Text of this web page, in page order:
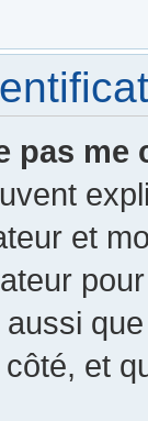
pas me
et
et